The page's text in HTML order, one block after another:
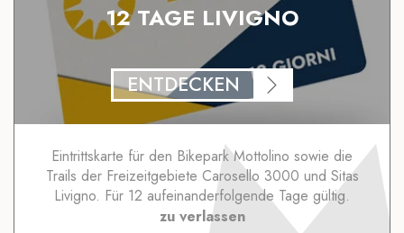
12 TAGE LIVIGNO
ENTDECKEN
Eintrittskarte für den Bikepark Mottolino sowie die
Trails der Freizeitgebiete Carosello 3000 und Sitas
Livigno. Für 12 aufeinanderfolgende Tage gültig.
zu verlassen